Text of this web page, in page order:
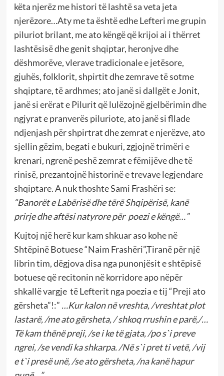
këta njerëz me histori të lashtë sa veta jeta
njerëzore…Aty me ta është edhe Lefteri me grupin
piluriot brilant, me ato këngë që krijoi ai i thërret
lashtësisë dhe genit shqiptar, heronjve dhe
dëshmorëve, vlerave tradicionale e jetësore,
gjuhës, folklorit, shpirtit dhe zemrave të sotme
shqiptare, të ardhmes; ato janë si dallgët e Jonit,
janë si erërat e Pilurit që lulëzojnë gjelbërimin dhe
ngjyrat e pranverës piluriote, ato janë si fllade
ndjenjash për shpirtrat dhe zemrat e njerëzve, ato
sjellin gëzim, begati e bukuri, zgjojnë trimëri e
krenari, ngrenë peshë zemrat e fëmijëve dhe të
rinisë, prezantojnë historinë e trevave legjendare
shqiptare. A nuk thoshte Sami Frashëri se:
“Banorët e Labërisë dhe tërë Shqipërisë, kanë
prirje dhe aftësi natyrore për poezi e këngë…”
Kujtoj një herë kur kam shkuar aso kohe në
Shtëpinë Botuese “Naim Frashëri”,Tiranë për një
librin tim, dëgjova disa nga punonjësit e shtëpisë
botuese që recitonin në korridore apo nëpër
shkallë vargje të Lefterit nga poezia e tij “Preji ato
gërsheta”!:” …Kur kalon në vreshta, /vreshtat plot
lastarë, /me ato gërsheta, / shkoq rrushin e parë,/…
Të kam thënë preji, /se i ke të gjata, /po s`i preve
ngrei, /se vendi ka shkarpa. /Në s`i pret ti vetë, /vij
e t`i presë unë, /se ato gërsheta, /na kanë hapur